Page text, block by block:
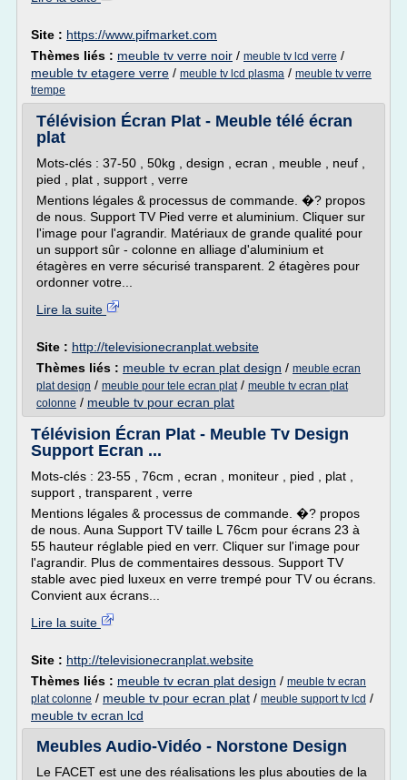
Site : https://www.pifmarket.com
Thèmes liés : meuble tv verre noir / meuble tv lcd verre /
meuble tv etagere verre / meuble tv lcd plasma / meuble tv verre
trempe
Télévision Écran Plat - Meuble télé écran
plat
Mots-clés : 37-50 , 50kg , design , ecran , meuble , neuf ,
pied , plat , support , verre
Mentions légales & processus de commande. �? propos
de nous. Support TV Pied verre et aluminium. Cliquer sur
l'image pour l'agrandir. Matériaux de grande qualité pour
un support sûr - colonne en alliage d'aluminium et
étagères en verre sécurisé transparent. 2 étagères pour
ordonner votre...
Lire la suite
Site : http://televisionecranplat.website
Thèmes liés : meuble tv ecran plat design / meuble ecran
plat design / meuble pour tele ecran plat/ meuble tv ecran plat
colonne / meuble tv pour ecran plat
Télévision Écran Plat - Meuble Tv Design
Support Ecran ...
Mots-clés : 23-55 , 76cm , ecran , moniteur , pied , plat ,
support , transparent , verre
Mentions légales & processus de commande. �? propos
de nous. Auna Support TV taille L 76cm pour écrans 23 à
55 hauteur réglable pied en verr. Cliquer sur l'image pour
l'agrandir. Plus de commentaires dessous. Support TV
stable avec pied luxeux en verre trempé pour TV ou écrans.
Convient aux écrans...
Lire la suite
Site : http://televisionecranplat.website
Thèmes liés : meuble tv ecran plat design / meuble tv ecran
plat colonne / meuble tv pour ecran plat / meuble support tv lcd /
meuble tv ecran lcd
Meubles Audio-Vidéo - Norstone Design
Le FACET est une des réalisations les plus abouties de la